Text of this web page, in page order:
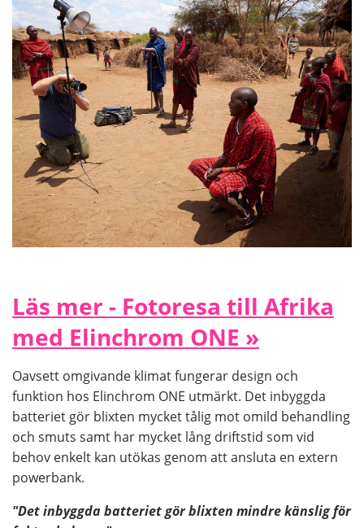
Läs mer - Fotoresa till Afrika
med Elinchrom ONE »
Oavsett omgivande klimat fungerar design och
funktion hos Elinchrom ONE utmärkt. Det inbyggda
batteriet gör blixten mycket tålig mot omild behandling
och smuts samt har mycket lång driftstid som vid
behov enkelt kan utökas genom att ansluta en extern
powerbank.
"Det inbyggda batteriet gör blixten mindre känslig för